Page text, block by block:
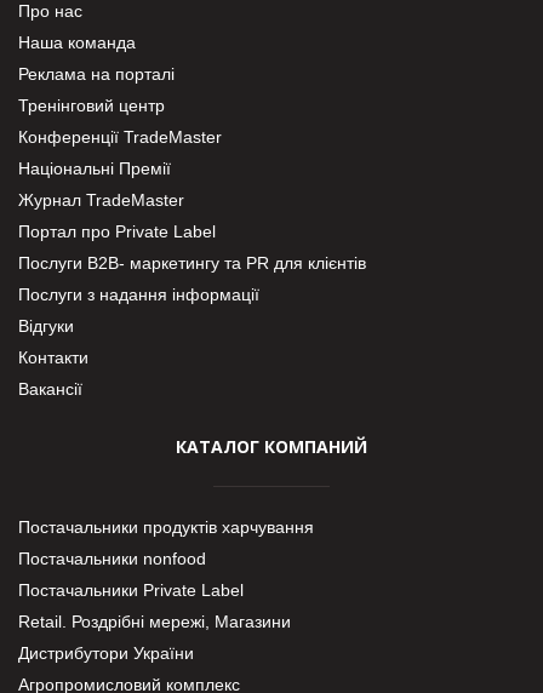
Про нас
Наша команда
Реклама на порталі
Тренінговий центр
Конференції TradeMaster
Національні Премії
Журнал TradeMaster
Портал про Private Label
Послуги В2В- маркетингу та PR для клієнтів
Послуги з надання інформації
Відгуки
Контакти
Вакансії
КАТАЛОГ КОМПАНИЙ
Постачальники продуктів харчування
Постачальники nonfood
Постачальники Private Label
Retail. Роздрібні мережі, Магазини
Дистрибутори України
Агропромисловий комплекс